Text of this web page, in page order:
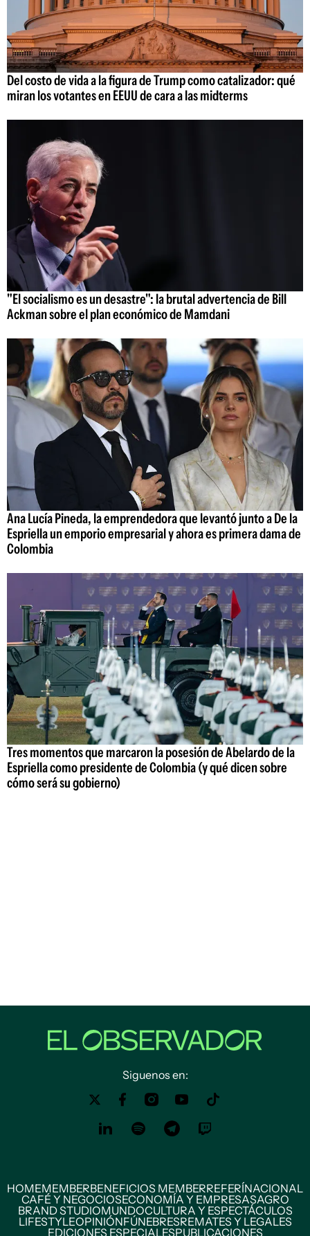
Del costo de vida a la figura de Trump como catalizador: qué
miran los votantes en EEUU de cara a las midterms
"El socialismo es un desastre": la brutal advertencia de Bill
Ackman sobre el plan económico de Mamdani
Ana Lucía Pineda, la emprendedora que levantó junto a De la
Espriella un emporio empresarial y ahora es primera dama de
Colombia
Tres momentos que marcaron la posesión de Abelardo de la
Espriella como presidente de Colombia (y qué dicen sobre
cómo será su gobierno)
Siguenos en:
HOMEMEMBERBENEFICIOS MEMBERREFERÍNACIONAL
CAFÉ Y NEGOCIOSECONOMÍA Y EMPRESASAGRO
BRAND STUDIOMUNDOCULTURA Y ESPECTÁCULOS
LIFESTYLEOPINIÓNFÚNEBRESREMATES Y LEGALES
EDICIONES ESPECIALESPUBLICACIONES